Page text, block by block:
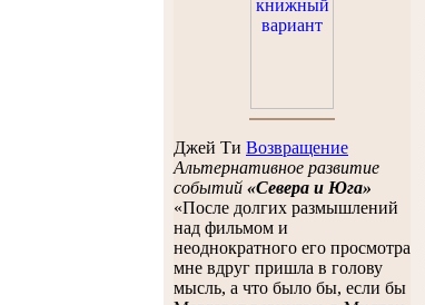
Джей Ти Возвращение
Альтернативное развитие
событий «Севера и Юга»
«После долгих размышлений
над фильмом и
неоднократного его просмотра
мне вдруг пришла в голову
мысль, а что было бы, если бы